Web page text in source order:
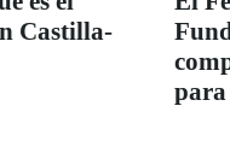
Castilla-
para